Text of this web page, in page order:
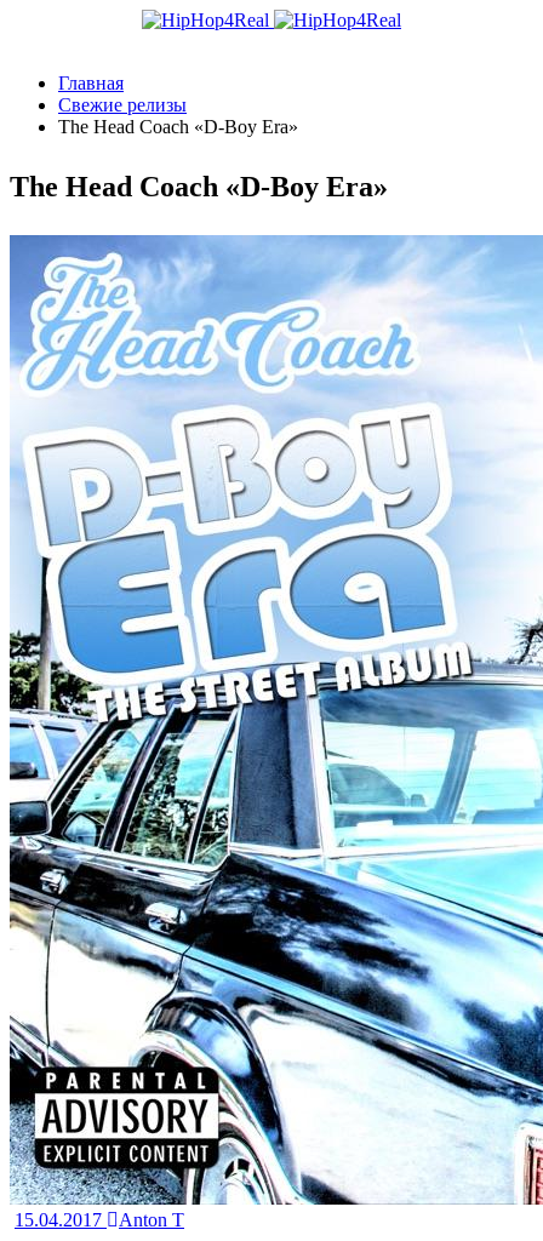
Главная
Свежие релизы
The Head Coach «D-Boy Era»
The Head Coach «D-Boy Era»
15.04.2017
Anton T